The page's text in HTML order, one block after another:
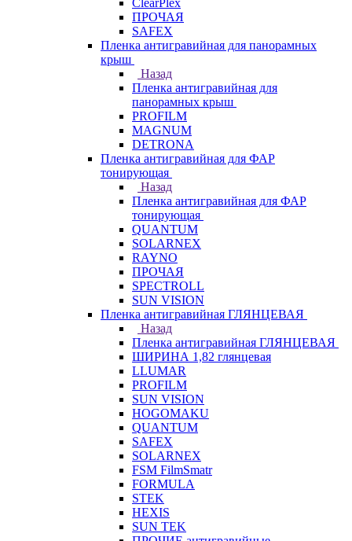
ClearPlex
ПРОЧАЯ
SAFEX
Пленка антигравийная для панорамных
крыш
Назад
Пленка антигравийная для
панорамных крыш
PROFILM
MAGNUM
DETRONA
Пленка антигравийная для ФАР
тонирующая
Назад
Пленка антигравийная для ФАР
тонирующая
QUANTUM
SOLARNEX
RAYNO
ПРОЧАЯ
SPECTROLL
SUN VISION
Пленка антигравийная ГЛЯНЦЕВАЯ
Назад
Пленка антигравийная ГЛЯНЦЕВАЯ
ШИРИНА 1,82 глянцевая
LLUMAR
PROFILM
SUN VISION
HOGOMAKU
QUANTUM
SAFEX
SOLARNEX
FSM FilmSmatr
FORMULA
STEK
HEXIS
SUN TEK